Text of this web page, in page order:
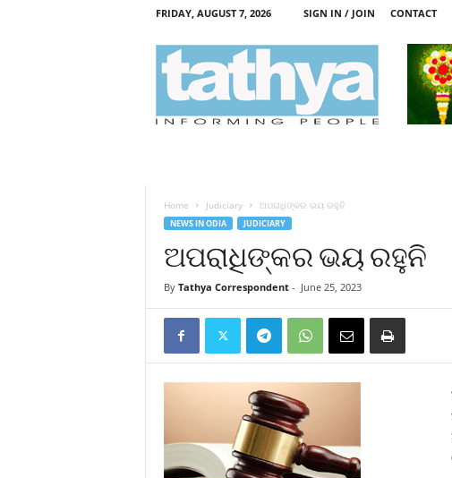
FRIDAY, AUGUST 7, 2026 SIGN IN / JOIN CONTACT
Home Judiciary ଅପରାଧିଙ୍କର ଭୟ ରହୁନି
NEWS IN ODIA JUDICIARY
ଅପରାଧିଙ୍କର ଭୟ ରହୁନି
By Tathya Correspondent- June 25, 2023